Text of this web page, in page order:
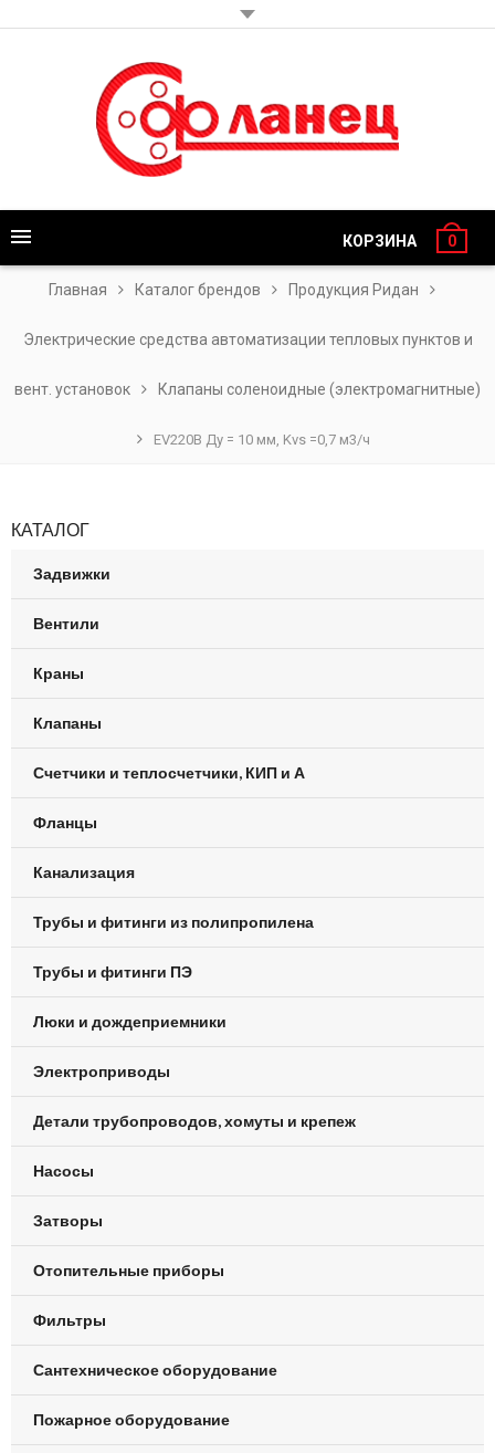
КОРЗИНА 0
Главная Каталог брендов Продукция Ридан
Электрические средства автоматизации тепловых пунктов и
вент. установок Клапаны соленоидные (электромагнитные)
EV220B Ду = 10 мм, Kvs =0,7 м3/ч
КАТАЛОГ
Задвижки
Вентили
Краны
Клапаны
Счетчики и теплосчетчики, КИП и А
Фланцы
Канализация
Трубы и фитинги из полипропилена
Трубы и фитинги ПЭ
Люки и дождеприемники
Электроприводы
Детали трубопроводов, хомуты и крепеж
Насосы
Затворы
Отопительные приборы
Фильтры
Сантехническое оборудование
Пожарное оборудование